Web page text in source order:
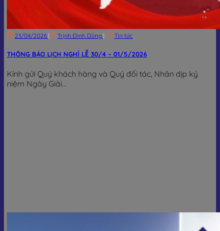
23/04/2026 | Trịnh Đình Dũng | Tin tức
THÔNG BÁO LỊCH NGHỈ LỄ 30/4 – 01/5/2026
Kính gửi Quý khách hàng và Quý đối tác, Nhân dịp kỷ
niệm Ngày Giải...